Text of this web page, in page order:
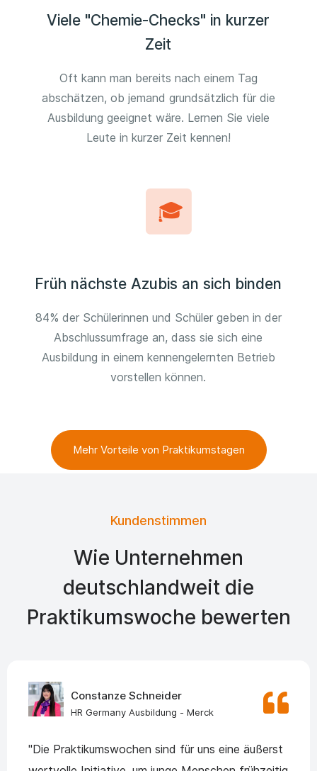
Viele "Chemie-Checks" in kurzer
Zeit
Oft kann man bereits nach einem Tag
abschätzen, ob jemand grundsätzlich für die
Ausbildung geeignet wäre. Lernen Sie viele
Leute in kurzer Zeit kennen!
Früh nächste Azubis an sich binden
84% der Schülerinnen und Schüler geben in der
Abschlussumfrage an, dass sie sich eine
Ausbildung in einem kennengelernten Betrieb
vorstellen können.
Mehr Vorteile von Praktikumstagen
Kundenstimmen
Wie Unternehmen
deutschlandweit die
Praktikumswoche bewerten
Constanze Schneider
HR Germany Ausbildung - Merck
"Die Praktikumswochen sind für uns eine äußerst